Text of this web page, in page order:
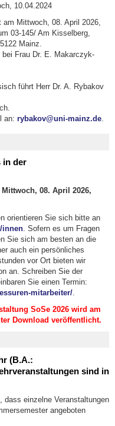
10.04.2024
Mittwoch, 08. April 2026,
03-145/ Am Kisselberg,
Mainz.
Frau Dr. E. Makarczyk-
führt Herr Dr. A. Rybakov
an:rybakov@uni-mainz.de
in der
Mittwoch, 08. April 2026,
orientieren Sie sich bitte an
innen. Sofern es um Fragen
Sie sich am besten an die
auch ein persönliches
vor Ort bieten wir
an. Schreiben Sie der
Sie einen Termin:
mitarbeiter/.
SoSe 2026 wird am
Download veröffentlicht.
(B.A.:
sind in
dass einzelne Veranstaltungen
angeboten